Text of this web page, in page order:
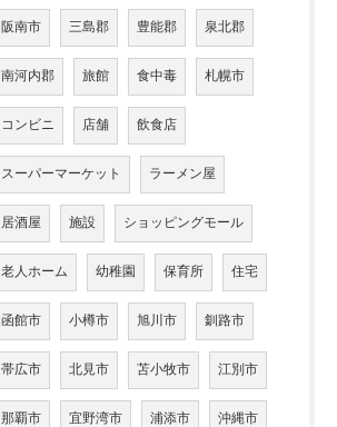
阪南市 三島郡 豊能郡 泉北郡
南河内郡 旅館 食中毒 札幌市
コンビニ 店舗 飲食店
スーパーマーケット ラーメン屋
居酒屋 施設 ショッピングモール
老人ホーム 幼稚園 保育所 住宅
函館市 小樽市 旭川市 釧路市
帯広市 北見市 苫小牧市 江別市
那覇市 宜野湾市 浦添市 沖縄市